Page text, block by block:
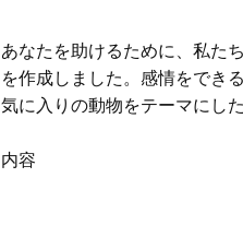
あなたを助けるために、私た
を作成しました。感情をでき
気に入りの動物をテーマにし
内容